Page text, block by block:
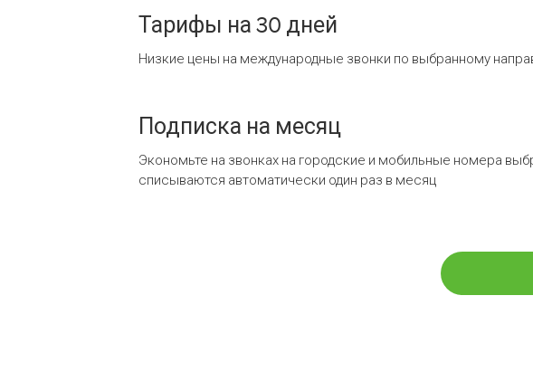
Тарифы на 30 дней
Низкие цены на международные звонки по выбранному
Подписка на месяц
Экономьте на звонках на городские и мобильные номера
списываются автоматически один раз в месяц